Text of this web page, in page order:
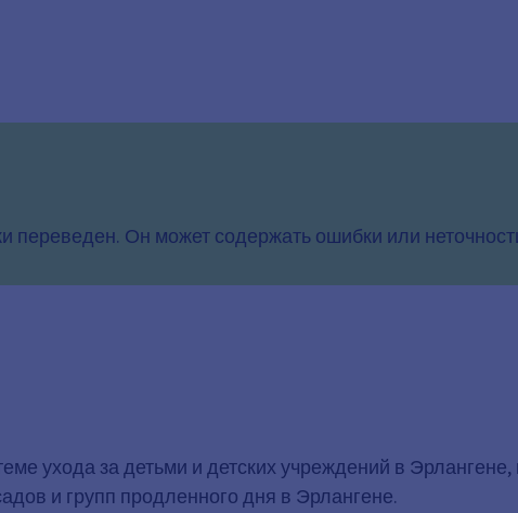
переведен. Он может содержать ошибки или
ухода за детьми и детских учреждений в
и групп продленного дня в Эрлангене.